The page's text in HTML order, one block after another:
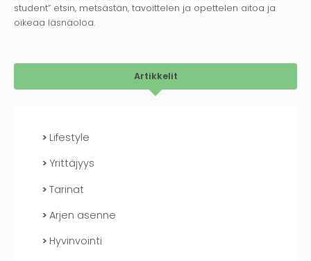
student” etsin, metsästän, tavoittelen ja opettelen aitoa ja
oikeaa läsnäoloa.
Artikkelit
Lifestyle
Yrittäjyys
Tarinat
Arjen asenne
Hyvinvointi